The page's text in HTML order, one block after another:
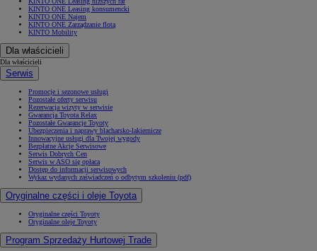
KINTO ONE Leasing konsumencki
KINTO ONE Najem
KINTO ONE Zarządzanie flotą
KINTO Mobility
Dla właścicieli
Dla właścicieli
Serwis
Promocje i sezonowe usługi
Pozostałe oferty serwisu
Rezerwacja wizyty w serwisie
Gwarancja Toyota Relax
Pozostałe Gwarancje Toyoty
Ubezpieczenia i naprawy blacharsko-lakiernicze
Innowacyjne usługi dla Twojej wygody
Bezpłatne Akcje Serwisowe
Serwis Dobrych Cen
Serwis w ASO się opłaca
Dostęp do informacji serwisowych
Wykaz wydanych zaświadczeń o odbytym szkoleniu (pdf)
Oryginalne części i oleje Toyota
Oryginalne części Toyoty
Oryginalne oleje Toyoty
Program Sprzedaży Hurtowej Trade